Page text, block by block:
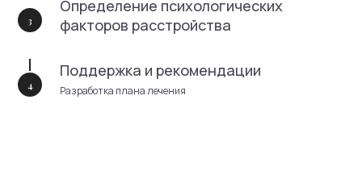
Определение психологических
факторов расстройства
Поддержка и рекомендации
Разработка плана лечения